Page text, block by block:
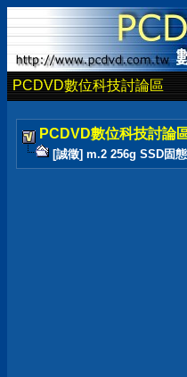
PCDVD數位科技討論區
PCDVD數位科技討論
[誠徵] m.2 256g SSD固